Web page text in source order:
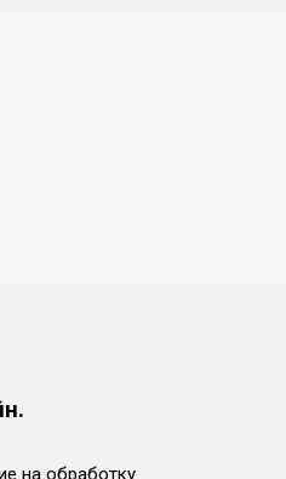
на обработку